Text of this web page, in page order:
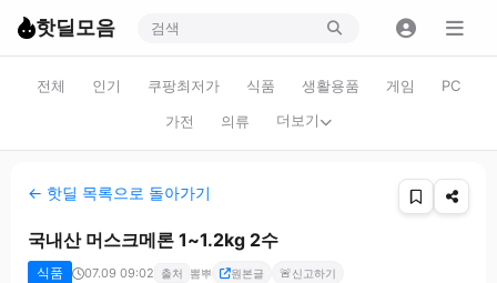
핫딜모음
전체 인기 쿠팡최저가 식품 생활용품 게임
PC
가전
의류 더보기
← 핫딜 목록으로 돌아가기
국내산 머스크메론 1~1.2kg 2수
식품 07.09 09:02 출처 뽐뿌 원본글 🚨신고하기